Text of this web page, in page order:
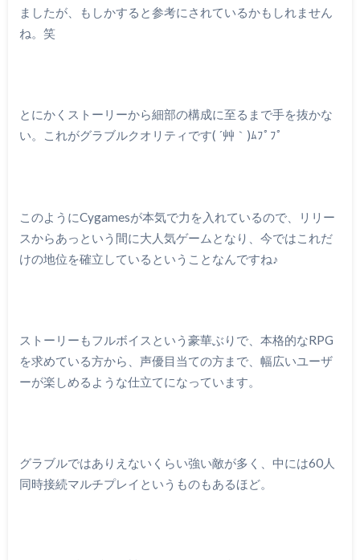
ましたが、もしかすると参考にされているかもしれません
ね。笑
とにかくストーリーから細部の構成に至るまで手を抜かな
い。これがグラブルクオリティです( ´艸｀)ﾑﾌﾟﾌﾟ
このようにCygamesが本気で力を入れているので、リリー
スからあっという間に大人気ゲームとなり、今ではこれだ
けの地位を確立しているということなんですね♪
ストーリーもフルボイスという豪華ぶりで、本格的なRPG
を求めている方から、声優目当ての方まで、幅広いユーザ
ーが楽しめるような仕立てになっています。
グラブルではありえないくらい強い敵が多く、中には60人
同時接続マルチプレイというものもあるほど。